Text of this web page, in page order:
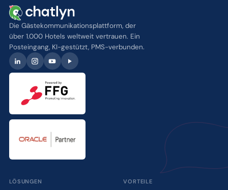
Die Gästekommunikationsplattform, der
über 1.000 Hotels weltweit vertrauen. Ein
Posteingang, KI-gestützt, PMS-verbunden.
LÖSUNGEN VORTEILE